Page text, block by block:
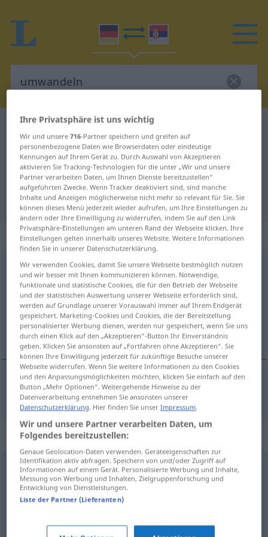
Deutsch-Serbisch Wörterbuch
Deutsch-Serbisch Übersetzung für
"umwandeln"
"umwandeln" Serbisch Übersetzung
„umwandeln“
umwandeln
Übersicht aller Übersetzungen
(Für mehr Details die Übersetzung anklicken/antippen)
претварати
претварати(in AKKу AKK) umwandeln
Synonyme für "umwandeln"
umstellen
Ihre Privatsphäre ist uns wichtig
Wir und unsere716-Partner speichern und greifen auf
personenbezogene Daten wie Browserdaten oder eindeutige
Kennungen auf Ihrem Gerät zu. Durch Auswahl von Akzeptieren
aktivieren Sie Tracking-Technologien für die unter „Wir und unsere
Partner verarbeiten Daten, um Ihnen Dienste bereitzustellen“
aufgeführten Zwecke. Wenn Tracker deaktiviert sind, sind manche
Inhalte und Anzeigen möglicherweise nicht mehr so relevant für Sie. Sie
können dieses Menü jederzeit wieder aufrufen, um Ihre Einstellungen zu
ändern oder Ihre Einwilligung zu widerrufen, indem Sie auf den Link
Privatsphäre-Einstellungen am unteren Rand der Webseite klicken. Ihre
Einstellungen gelten innerhalb unseres Website. Weitere Informationen
finden Sie in unserer Datenschutzerklärung.
Wir verwenden Cookies, damit Sie unsere Webseite bestmöglich nutzen
und wir besser mit Ihnen kommunizieren können. Notwendige,
funktionale und statistische Cookies, die für den Betrieb der Webseite
und der statistischen Auswertung unserer Webseite erforderlich sind,
werden auf Grundlage unserer Vorauswahl immer auf Ihrem Endgerät
gespeichert. Marketing-Cookies und Cookies, die der Bereitstellung
personalisierter Werbung dienen, werden nur gespeichert, wenn Sie uns
durch einen Klick auf den „Akzeptieren“-Button Ihr Einverständnis
geben. Klicken Sie ansonsten auf „Fortfahren ohne Akzeptieren“. Sie
können Ihre Einwilligung jederzeit für zukünftige Besuche unserer
Webseite widerrufen. Wenn Sie weitere Informationen zu den Cookies
und den Anpassungsmöglichkeiten möchten, klicken Sie einfach auf den
Button „Mehr Optionen“. Weitergehende Hinweise zu der
Datenverarbeitung entnehmen Sie ansonsten unserer
Datenschutzerklärung. Hier finden Sie unserImpressum.
Wir und unsere Partner verarbeiten Daten, um
Folgendes bereitzustellen:
Genaue Geolocation-Daten verwenden. Geräteeigenschaften zur
Identifikation aktiv abfragen. Speichern von und/oder Zugriff auf
Informationen auf einem Gerät. Personalisierte Werbung und Inhalte,
Messung von Werbung und Inhalten, Zielgruppenforschung und
Entwicklung von Dienstleistungen.
Liste der Partner (Lieferanten)